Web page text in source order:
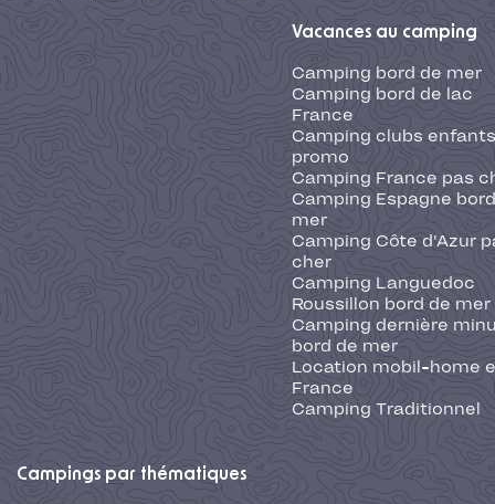
Vacances au camping
Camping bord de mer
Camping bord de lac
France
Camping clubs
promo
Camping France pas
Camping Espagne
mer
Camping Côte d'Azur
cher
Camping Languedoc
Roussillon bord de mer
Camping dernière
bord de mer
Location mobil-home
France
Camping Traditionnel
Campings par thématiques